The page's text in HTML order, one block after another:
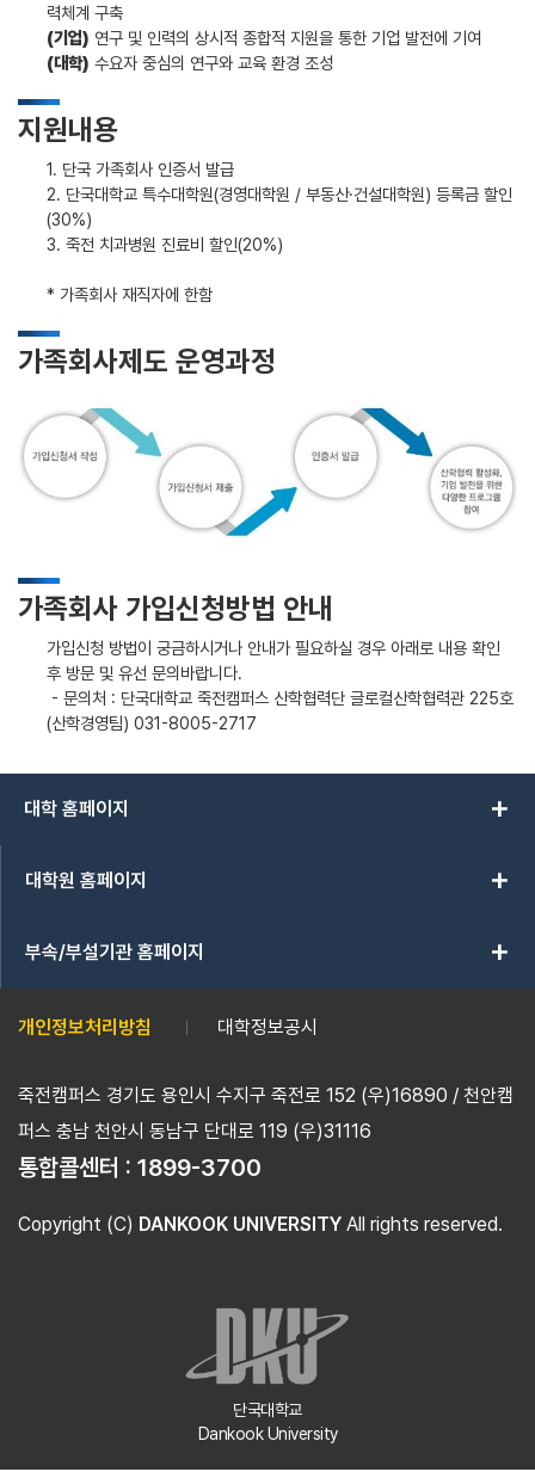
력체계 구축
(기업) 연구 및 인력의 상시적 종합적 지원을 통한 기업 발전에 기여
(대학) 수요자 중심의 연구와 교육 환경 조성
지원내용
1. 단국 가족회사 인증서 발급
2. 단국대학교 특수대학원(경영대학원 / 부동산·건설대학원) 등록금 할인
(30%)
3. 죽전 치과병원 진료비 할인(20%)
* 가족회사 재직자에 한함
가족회사제도 운영과정
가족회사 가입신청방법 안내
가입신청 방법이 궁금하시거나 안내가 필요하실 경우 아래로 내용 확인
후 방문 및 유선 문의바랍니다.
- 문의처 : 단국대학교 죽전캠퍼스 산학협력단 글로컬산학협력관 225호
(산학경영팀) 031-8005-2717
대학 홈페이지 add
대학원 홈페이지 add
부속/부설기관 홈페이지 add
개인정보처리방침 대학정보공시
죽전캠퍼스 경기도 용인시 수지구 죽전로 152 (우)16890 / 천안캠
퍼스 충남 천안시 동남구 단대로 119 (우)31116
통합콜센터 : 1899-3700
Copyright (C) DANKOOK UNIVERSITY All rights reserved.
단국대학교
Dankook University